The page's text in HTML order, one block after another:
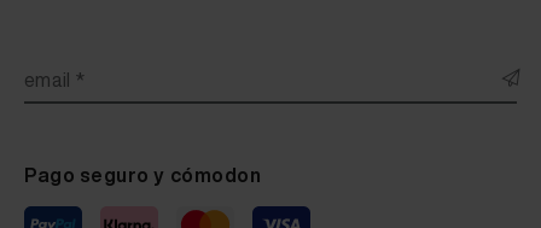
email *
Pago seguro y cómodon